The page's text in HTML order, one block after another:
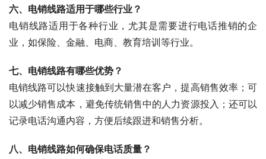
六、电销线路适用于哪些行业？
电销线路适用于各种行业，尤其是需要进行电话推销的企
业，如保险、金融、电商、教育培训等行业。
七、电销线路有哪些优势？
电销线路可以快速接触到大量潜在客户，提高销售效率；可
以减少销售成本，避免传统销售中的人力资源投入；还可以
记录电话沟通内容，方便后续跟进和销售分析。
八、电销线路如何确保电话质量？